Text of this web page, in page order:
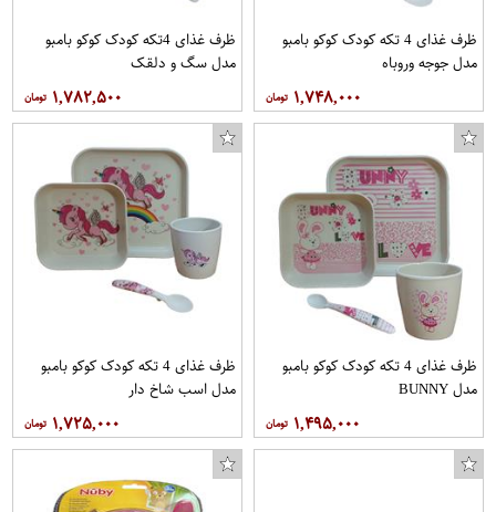
ظرف غذای 4 تکه کودک کوکو بامبو
مدل جوجه وروباه
۱,۷۴۸,۰۰۰
ظرف غذای 4تکه کودک کوکو بامبو
مدل سگ و دلقک
۱,۷۸۲,۵۰۰
ظرف غذای 4 تکه کودک کوکو بامبو
مدل BUNNY
۱,۴۹۵,۰۰۰
ظرف غذای 4 تکه کودک کوکو بامبو
مدل اسب شاخ دار
۱,۷۲۵,۰۰۰